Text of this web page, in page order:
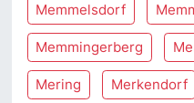
Memmelsdorf
Memmingerberg
Mering Merkendorf